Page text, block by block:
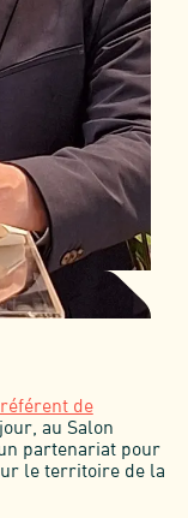
de
au Salon
partenariat pour
le territoire de la